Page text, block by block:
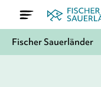
Fischer Sauerländer